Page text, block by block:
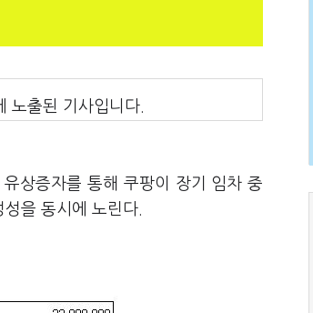
노출된 기사입니다.
유상증자를 통해 쿠팡이 장기 임차 중
을 동시에 노린다.